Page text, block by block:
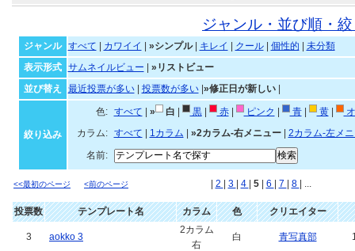
ジャンル・並び順・
ジャンル すべて カワイイ »シンプル| キレイ クール| 個性的
未分類
表示形式
サムネイルビュー
»リストビュー
並び替え
最近投票が多い| 投票数が多い| »修正日が新しい|
絞り込み
色: すべて » 白 黒| 赤| ピンク 青| 黄|
カラム:
すべて 1カラム »2カラム-右メニュー| 2カラム-左メ
名前:
<<最初のページ <前のページ 2 3 4 5 6 7 8 | ...
投票数 テンプレート名 カラム 色 クリエイター
3 aokko 3
2カラム
右
白 青写真部